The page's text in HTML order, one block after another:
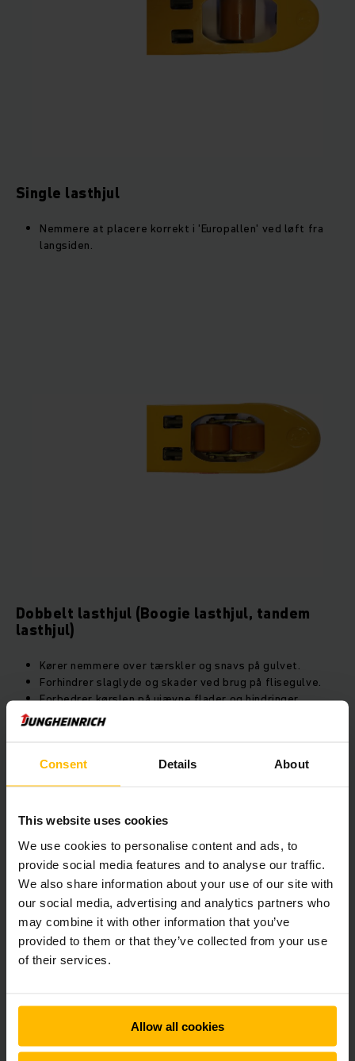
Consent Details About
This website uses cookies
We use cookies to personalise content and ads, to
provide social media features and to analyse our traffic.
We also share information about your use of our site with
our social media, advertising and analytics partners who
may combine it with other information that you’ve
provided to them or that they’ve collected from your use
of their services.
Allow all cookies
Single lasthjul
Nemmere at placere korrekt i 'Europallen' ved løft fra
langsiden.
Dobbelt lasthjul (Boogie lasthjul, tandem
lasthjul)
Kører nemmere over tærskler og snavs på gulvet.
Forhindrer slaglyde og skader ved brug på flisegulve.
Forbedrer kørslen på ujævne flader og hindringer.
Hos os kan du få gaffellængder fra 795 mm og helt op til
2400 mm. Her er en oversigt over de mest brugte
gaffellængder og deres anvendelsesområder.